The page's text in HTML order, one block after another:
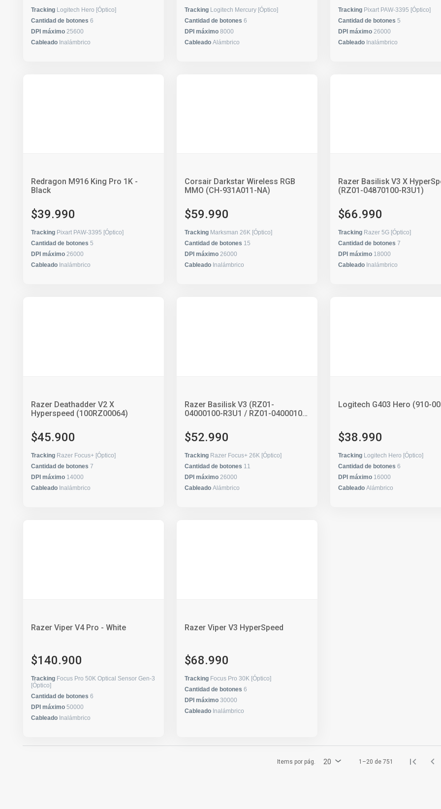
Tracking Logitech Hero [Óptico]
Cantidad de botones 6
DPI máximo 25600
Cableado Inalámbrico
Tracking Logitech Mercury [Óptico]
Cantidad de botones 6
DPI máximo 8000
Cableado Alámbrico
Tracking Pixart PAW-3395 [Óptico]
Cantidad de botones 5
DPI máximo 26000
Cableado Inalámbrico
Redragon M916 King Pro 1K -
Black
$39.990
Tracking Pixart PAW-3395 [Óptico]
Cantidad de botones 5
DPI máximo 26000
Cableado Inalámbrico
Corsair Darkstar Wireless RGB
MMO (CH-931A011-NA)
$59.990
Tracking Marksman 26K [Óptico]
Cantidad de botones 15
DPI máximo 26000
Cableado Inalámbrico
Razer Basilisk V3 X
(RZ01-04870100-R3U1)
$66.990
Tracking Razer 5G [Óptico]
Cantidad de botones 7
DPI máximo 18000
Cableado Inalámbrico
Razer Deathadder V2 X
Hyperspeed (100RZ00064)
$45.900
Tracking Razer Focus+ [Óptico]
Cantidad de botones 7
DPI máximo 14000
Cableado Inalámbrico
Razer Basilisk V3 (‎RZ01-
04000100-R3U1 / RZ01-04000100-
$52.990
Tracking Razer Focus+ 26K [Óptico]
Cantidad de botones 11
DPI máximo 26000
Cableado Alámbrico
Logitech G403 Hero (910-
$38.990
Tracking Logitech Hero [Óptico]
Cantidad de botones 6
DPI máximo 16000
Cableado Alámbrico
Razer Viper V4 Pro - White
$140.900
Tracking Focus Pro 50K Optical Sensor Gen-3
[Óptico]
Cantidad de botones 6
DPI máximo 50000
Cableado Inalámbrico
Razer Viper V3 HyperSpeed
$68.990
Tracking Focus Pro 30K [Óptico]
Cantidad de botones 6
DPI máximo 30000
Cableado Inalámbrico
Items por pág. 20 1–20 de 751